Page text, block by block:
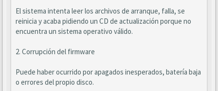
El sistema intenta leer los archivos de arranque, falla, se
reinicia y acaba pidiendo un CD de actualización porque no
encuentra un sistema operativo válido.
2. Corrupción del firmware
Puede haber ocurrido por apagados inesperados, batería baja
o errores del propio disco.